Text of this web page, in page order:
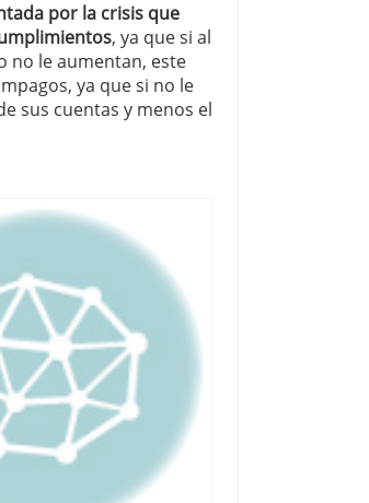
por la crisis que
, ya que si al
no le aumentan, este
ya que si no le
sus cuentas y menos el